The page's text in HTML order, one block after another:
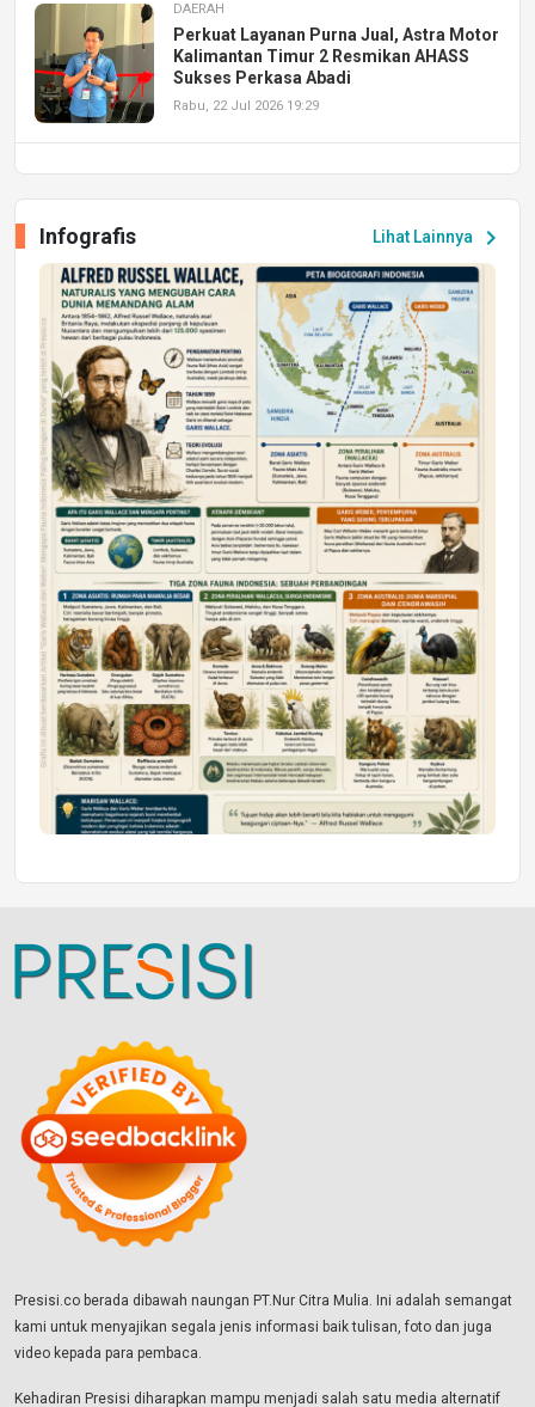
DAERAH
Perkuat Layanan Purna Jual, Astra Motor
Kalimantan Timur 2 Resmikan AHASS
Sukses Perkasa Abadi
Rabu, 22 Jul 2026 19:29
Peluang Kerja dan Magang
Jumat, 17 Jul 2026 22:30
DAERAH
Astra Motor Kalimantan Timur 2 Dukung
Mahasiswa Samarinda dalam Astra
Honda SDGs Future Leaders 2026
Jumat, 10 Jul 2026 19:01
Lihat Lainnya chevron_right
Infografis
Presisi.co berada dibawah naungan PT.Nur Citra Mulia. Ini adalah semangat
kami untuk menyajikan segala jenis informasi baik tulisan, foto dan juga
video kepada para pembaca.
Kehadiran Presisi diharapkan mampu menjadi salah satu media alternatif